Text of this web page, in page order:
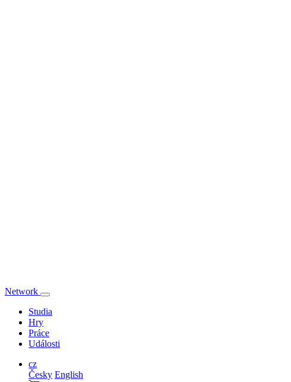
Network
Přepnout
navigaci
Studia
Hry
Práce
Události
cz
Česky English